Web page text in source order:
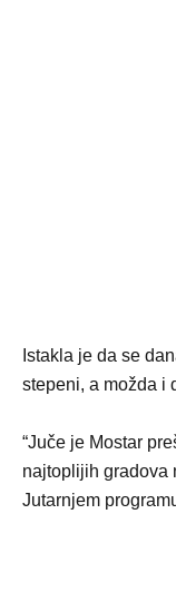
Istakla je da se
stepeni, a možda i
“Juče je Mostar
najtoplijih gradova
Jutarnjem